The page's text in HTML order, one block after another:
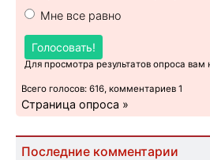
Мне все равно
Голосовать!
Для просмотра результатов опроса вам
Всего голосов: 616, комментариев 1
Страница опроса »
Последние комментарии